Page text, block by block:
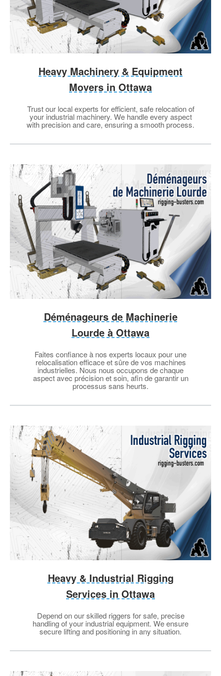
Heavy Machinery & Equipment
Movers in Ottawa
Trust our local experts for efficient, safe relocation of
your industrial machinery. We handle every aspect
with precision and care, ensuring a smooth process.
Déménageurs de Machinerie
Lourde à Ottawa
Faites confiance à nos experts locaux pour une
relocalisation efficace et sûre de vos machines
industrielles. Nous nous occupons de chaque
aspect avec précision et soin, afin de garantir un
processus sans heurts.
Heavy & Industrial Rigging
Services in Ottawa
Depend on our skilled riggers for safe, precise
handling of your industrial equipment. We ensure
secure lifting and positioning in any situation.